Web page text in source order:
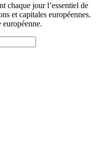
chaque jour l’essentiel de
et capitales européennes.